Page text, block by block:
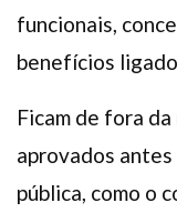
funcionais,
benefícios
Ficam de fora
aprovados
pública, como o